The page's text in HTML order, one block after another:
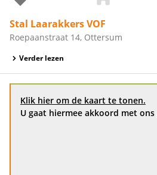
Stal Laarakkers VOF
Roepaanstraat 14, Ottersum
Verder lezen
Klik hier om de kaart te tonen.
U gaat hiermee akkoord met ons